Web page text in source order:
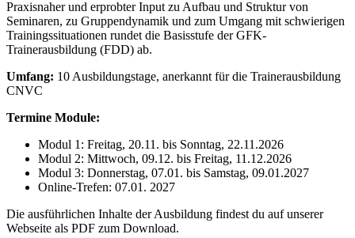
Praxisnaher und erprobter Input zu Aufbau und Struktur von
Seminaren, zu Gruppendynamik und zum Umgang mit schwierigen
Trainingssituationen rundet die Basisstufe der GFK-
Trainerausbildung (FDD) ab.
Umfang: 10 Ausbildungstage, anerkannt für die Trainerausbildung
CNVC
Termine Module:
Modul 1: Freitag, 20.11. bis Sonntag, 22.11.2026
Modul 2: Mittwoch, 09.12. bis Freitag, 11.12.2026
Modul 3: Donnerstag, 07.01. bis Samstag, 09.01.2027
Online-Trefen: 07.01. 2027
Die ausführlichen Inhalte der Ausbildung findest du auf unserer
Webseite als PDF zum Download.